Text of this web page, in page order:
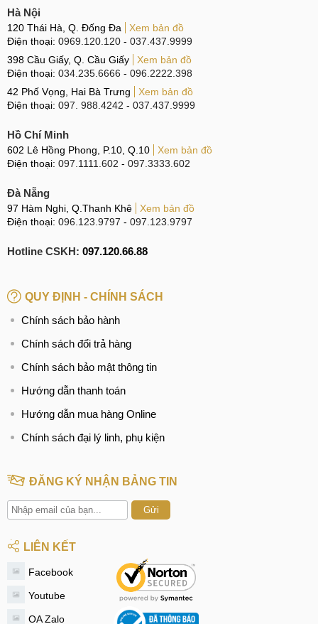
Hà Nội
120 Thái Hà, Q. Đống Đa
Xem bản đồ
Điện thoại: 0969.120.120 - 037.437.9999
398 Cầu Giấy, Q. Cầu Giấy
Xem bản đồ
Điện thoại: 034.235.6666 - 096.2222.398
42 Phố Vọng, Hai Bà Trưng
Xem bản đồ
Điện thoại: 097. 988.4242 - 037.437.9999
Hồ Chí Minh
602 Lê Hồng Phong, P.10, Q.10
Xem bản đồ
Điện thoại: 097.1111.602 - 097.3333.602
Đà Nẵng
97 Hàm Nghi, Q.Thanh Khê
Xem bản đồ
Điện thoại: 096.123.9797 - 097.123.9797
Hotline CSKH: 097.120.66.88
QUY ĐỊNH - CHÍNH SÁCH
Chính sách bảo hành
Chính sách đổi trả hàng
Chính sách bảo mật thông tin
Hướng dẫn thanh toán
Hướng dẫn mua hàng Online
Chính sách đại lý linh, phụ kiện
ĐĂNG KÝ NHẬN BẢNG TIN
Gửi
LIÊN KẾT
Facebook
Youtube
OA Zalo